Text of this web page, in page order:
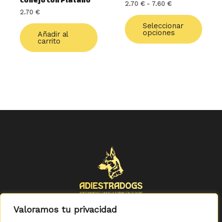
Valoramos tu privacidad
2.70 €
Añadir al
carrito
2.70 € - 7.60 €
Seleccionar
opciones
de